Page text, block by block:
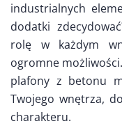
industrialnych
dodatki
rolę w każdym
ogromne
plafony z betonu
Twojego wnętrza,
charakteru.